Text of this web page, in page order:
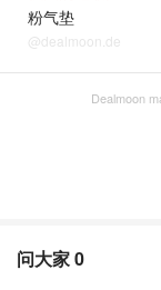
粉气垫
@dealmoon.de
Dealmoon
问大家0